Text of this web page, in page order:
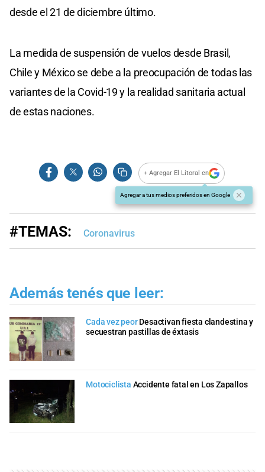
desde el 21 de diciembre último.
La medida de suspensión de vuelos desde Brasil,
Chile y México se debe a la preocupación de todas las
variantes de la Covid-19 y la realidad sanitaria actual
de estas naciones.
+ Agregar El Litoral en
Agregar a tus medios preferidos en Google
#TEMAS: Coronavirus
Además tenés que leer:
Cada vez peorDesactivan fiesta clandestina y
secuestran pastillas de éxtasis
Motociclista Accidente fatal en Los Zapallos